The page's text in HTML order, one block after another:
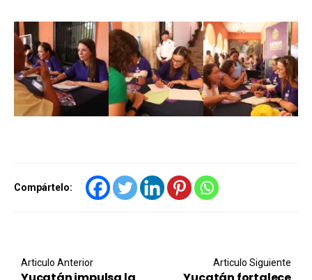
Compártelo:
Post navigation
Articulo Anterior Articulo Siguiente